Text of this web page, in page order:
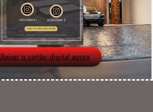
Baixar o cartão digital agora